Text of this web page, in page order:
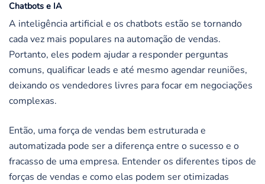
Chatbots e IA
A inteligência artificial e os chatbots estão se tornando
cada vez mais populares na automação de vendas.
Portanto, eles podem ajudar a responder perguntas
comuns, qualificar leads e até mesmo agendar reuniões,
deixando os vendedores livres para focar em negociações
complexas.
Então, uma força de vendas bem estruturada e
automatizada pode ser a diferença entre o sucesso e o
fracasso de uma empresa. Entender os diferentes tipos de
forças de vendas e como elas podem ser otimizadas